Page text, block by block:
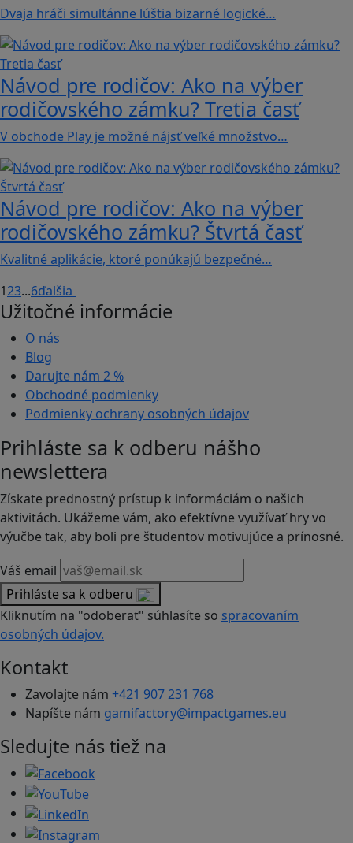
Dvaja hráči simultánne lúštia bizarné logické…
Návod pre rodičov: Ako na výber
rodičovského zámku? Tretia časť
V obchode Play je možné nájsť veľké množstvo…
Návod pre rodičov: Ako na výber
rodičovského zámku? Štvrtá časť
Kvalitné aplikácie, ktoré ponúkajú bezpečné…
123...6ďalšia
Užitočné informácie
O nás
Blog
Darujte nám 2 %
Obchodné podmienky
Podmienky ochrany osobných údajov
Prihláste sa k odberu nášho
newslettera
Získate prednostný prístup k informáciám o našich
aktivitách. Ukážeme vám, ako efektívne využívať hry vo
výučbe tak, aby boli pre študentov motivujúce a prínosné.
Váš email
Prihláste sa k odberu
Kliknutím na "odoberať" súhlasíte so spracovaním
osobných údajov.
Kontakt
Zavolajte nám +421 907 231 768
Napíšte nám gamifactory@impactgames.eu
Sledujte nás tiež na